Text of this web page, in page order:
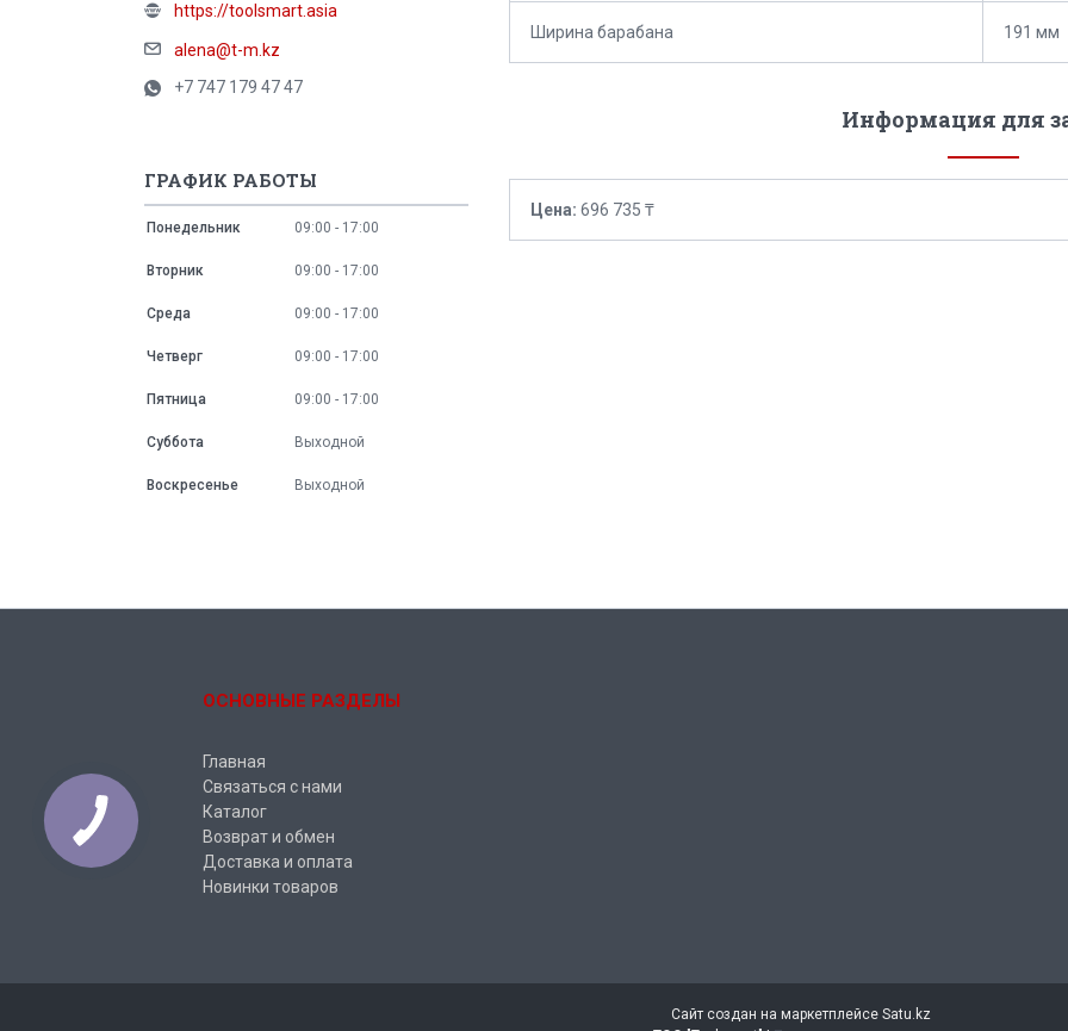
Ширина барабана 191 мм
Информация для
Цена: 696 735 ₸
https://toolsmart.asia
alena@t-m.kz
+7 747 179 47 47
ГРАФИК РАБОТЫ
Понедельник 09:00 17:00
Вторник 09:00 17:00
Среда 09:00 17:00
Четверг 09:00 17:00
Пятница 09:00 17:00
Суббота Выходной
Воскресенье Выходной
ОСНОВНЫЕ РАЗДЕЛЫ
Главная
Связаться с нами
Каталог
Возврат и обмен
Доставка и оплата
Новинки товаров
Сайт создан на маркетплейсе Satu.kz